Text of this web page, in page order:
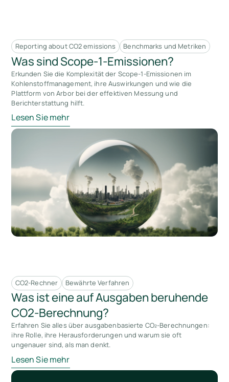
Reporting about CO2 emissions Benchmarks und Metriken
Was sind Scope-1-Emissionen?
Erkunden Sie die Komplexität der Scope-1-Emissionen im
Kohlenstoffmanagement, ihre Auswirkungen und wie die
Plattform von Arbor bei der effektiven Messung und
Berichterstattung hilft.
Lesen Sie mehr
CO2-Rechner Bewährte Verfahren
Was ist eine auf Ausgaben beruhende
CO2-Berechnung?
Erfahren Sie alles über ausgabenbasierte CO₂-Berechnungen:
ihre Rolle, ihre Herausforderungen und warum sie oft
ungenauer sind, als man denkt.
Lesen Sie mehr